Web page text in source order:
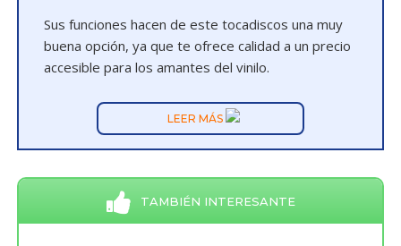
Sus funciones hacen de este tocadiscos una muy
buena opción, ya que te ofrece calidad a un precio
accesible para los amantes del vinilo.
LEER MÁS
TAMBIÉN INTERESANTE